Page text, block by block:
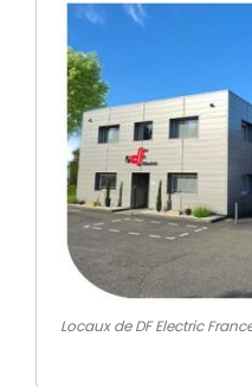
Locaux de DF Electric